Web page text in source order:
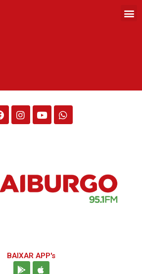
BAIXAR APP's